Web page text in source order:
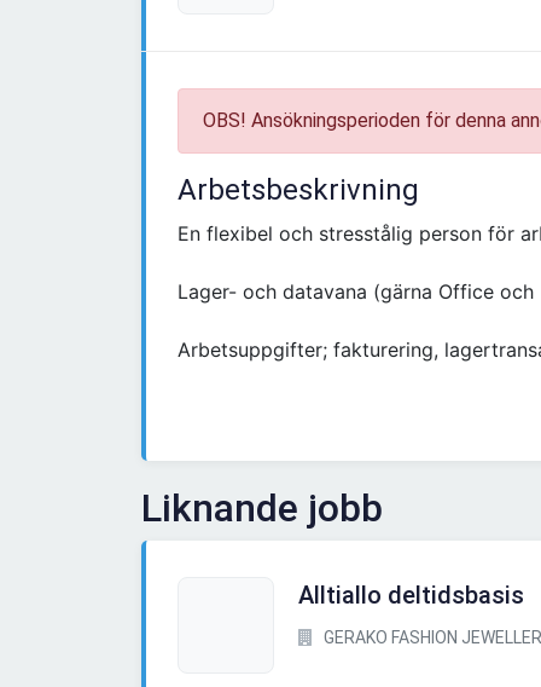
OBS! Ansökningsperioden för denna
Arbetsbeskrivning
En flexibel och stresstålig person för
Lager- och datavana (gärna Office
Arbetsuppgifter; fakturering,
Liknande jobb
Alltiallo deltidsbasis
GERAKO FASHION